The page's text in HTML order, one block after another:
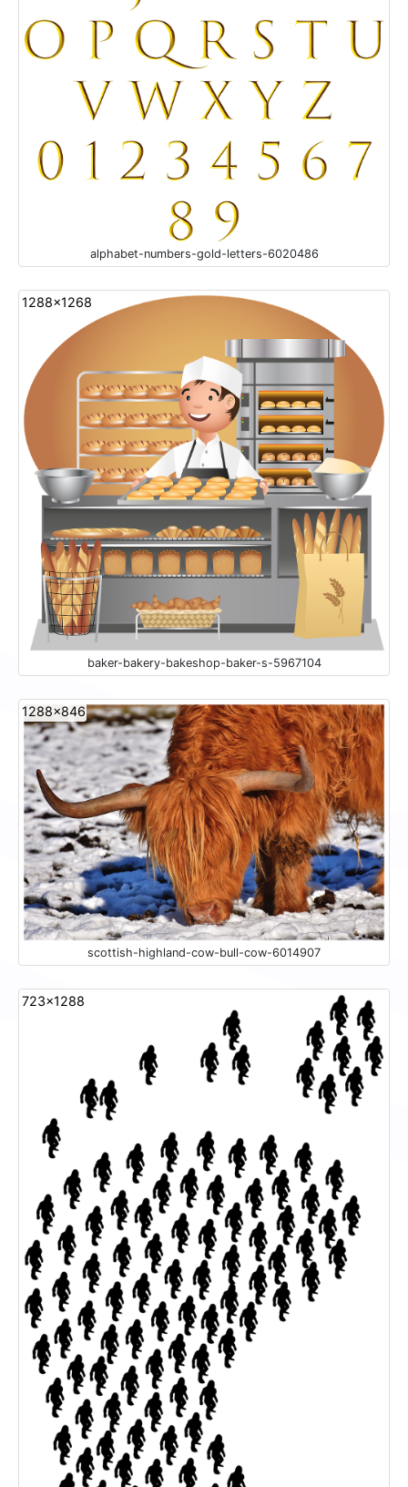
alphabet-numbers-gold-letters-6020486
1288x1268
baker-bakery-bakeshop-baker-s-5967104
1288x846
scottish-highland-cow-bull-cow-6014907
723x1288